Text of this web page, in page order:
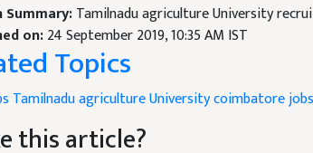
Summary:Tamilnadu agriculture University
on:24 September 2019, 10:35 AM IST
Topics
Tamilnadu agriculture Universitycoimbatore jobs
this article?